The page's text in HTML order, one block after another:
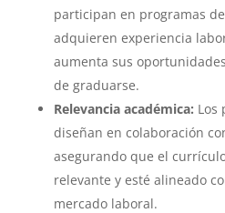
participan en programas
adquieren experiencia
aumenta sus
de graduarse.
Relevancia académica: Los
diseñan en colaboración
asegurando que el
relevante y esté alineado
mercado laboral.